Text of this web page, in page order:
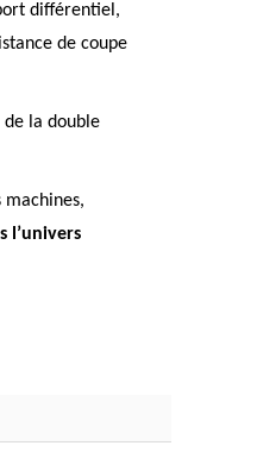
différentiel,
de coupe
de la double
machines,
l’univers